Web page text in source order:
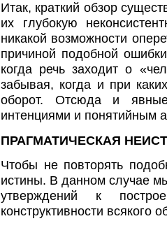
Итак, краткий обзор
их глубокую
никакой возможности
причиной подобной
когда речь заходит о
забывая, когда и при
оборот. Отсюда и явные
интенциями и понятийным
ПРАГМАТИЧЕСКАЯ
Чтобы не повторять
истины. В данном случае
утверждений к
конструктивности всякого